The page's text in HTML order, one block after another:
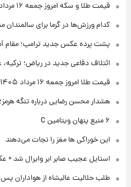
قیمت طلا و سکه امروز جمعه ۱۶ مرداد ۱۴۰۵ +جدول
کدام ورزش‌ها در گرما برای سالمندان
پشت پرده عکس جدید ترامپ؛ مقام
ائتلاف دفاعی جدید در ریاض؛
قیمت طلا امروز جمعه ۱۶ مرداد ۱۴۰۵
هشدار محسن رضایی درباره تنگه
۶ منبع پنهان ویتامین C
این خوراکی ها مغز را نجات می‌دهند
استایل عجیب صابر ابر وایرال شد +
طلب حلالیت عالیشاه از هواداران